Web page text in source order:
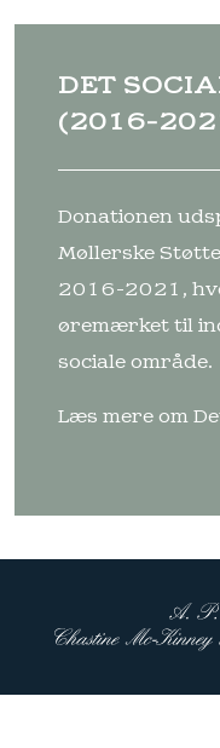
DET
(2016-
Donationen
Møllerske
2016-2021,
øremærket til
sociale område.
Læs mere om